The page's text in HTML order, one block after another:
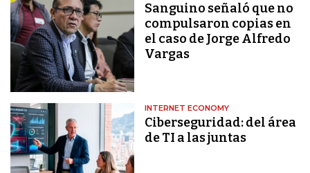
Sanguino señaló que no
compulsaron copias en
el caso de Jorge Alfredo
Vargas
INTERNET ECONOMY
Ciberseguridad: del área
de TI a las juntas